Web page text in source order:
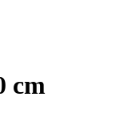
cm